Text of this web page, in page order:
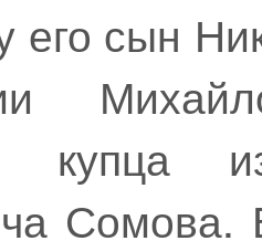
его сын
Сомова.